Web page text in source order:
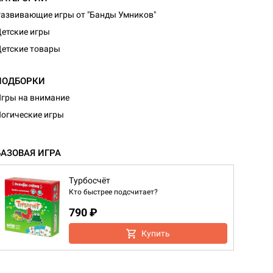
игры от "Банды Умников"
игры
товары
на внимание
игры
ИГРА
Турбосчёт
Кто быстрее подсчитает?
790 ₽
Купить